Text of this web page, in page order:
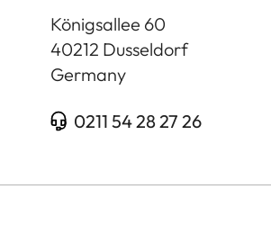
Königsallee 60
40212 Dusseldorf
Germany
0211 54 28 27 26